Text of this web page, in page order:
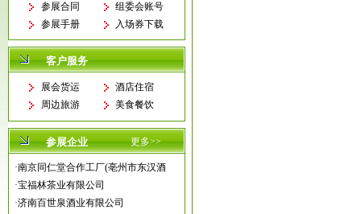
参展合同
组委会账号
参展手册
入场券下载
客户服务
展会货运
酒店住宿
周边旅游
美食餐饮
参展企业 更多>>
·南京同仁堂合作工厂(亳州市东汉酒
·宝福林茶业有限公司
·济南百世泉酒业有限公司